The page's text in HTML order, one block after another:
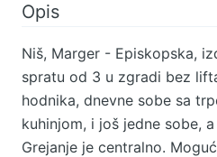
Opis
Niš, Marger - Episkopska,
spratu od 3 u zgradi bez
hodnika, dnevne sobe sa
kuhinjom, i još jedne sobe,
Grejanje je centralno.